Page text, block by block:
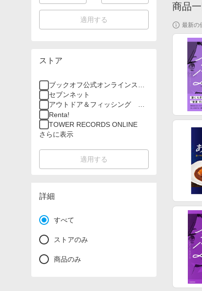
適用する
ストア
ブックオフ公式オンラインスト
ア
セブンネット
アウトドア＆フィッシング ナ
チュラム
Renta!
TOWER RECORDS ONLINE
さらに表示
適用する
詳細
すべて
ストアのみ
商品のみ
商品
最新の